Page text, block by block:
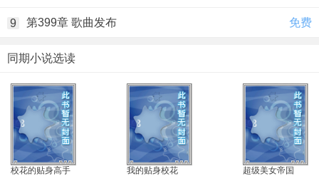
9 第399章 歌曲发布 免费
同期小说选读
校花的贴身高手 我的贴身校花 超级美女帝国